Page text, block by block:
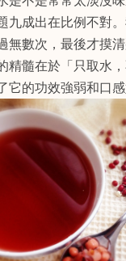
九成出在比例不對
無數次，最後才摸
精髓在於「只取水
它的功效強弱和口感